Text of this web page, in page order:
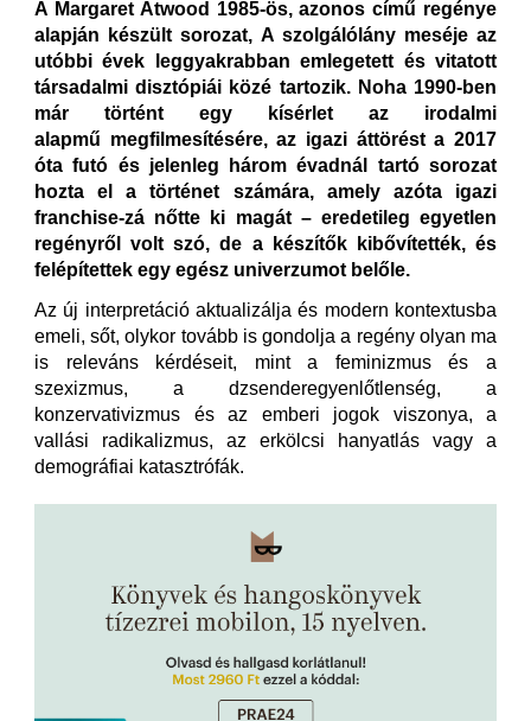
A Margaret Atwood 1985-ös, azonos című regénye
alapján készült sorozat, A szolgálólány meséje az
utóbbi évek leggyakrabban emlegetett és vitatott
társadalmi disztópiái közé tartozik. Noha 1990-ben
már történt egy kísérlet az irodalmi
alapmű megfilmesítésére, az igazi áttörést a 2017
óta futó és jelenleg három évadnál tartó sorozat
hozta el a történet számára, amely azóta igazi
franchise-zá nőtte ki magát – eredetileg egyetlen
regényről volt szó, de a készítők kibővítették, és
felépítettek egy egész univerzumot belőle.
Az új interpretáció aktualizálja és modern kontextusba
emeli, sőt, olykor tovább is gondolja a regény olyan ma
is releváns kérdéseit, mint a feminizmus és a
szexizmus, a dzsenderegyenlőtlenség, a
konzervativizmus és az emberi jogok viszonya, a
vallási radikalizmus, az erkölcsi hanyatlás vagy a
demográfiai katasztrófák.